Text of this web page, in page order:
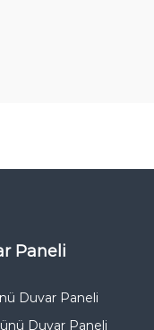
Paneli
Duvar Paneli
Duvar Paneli